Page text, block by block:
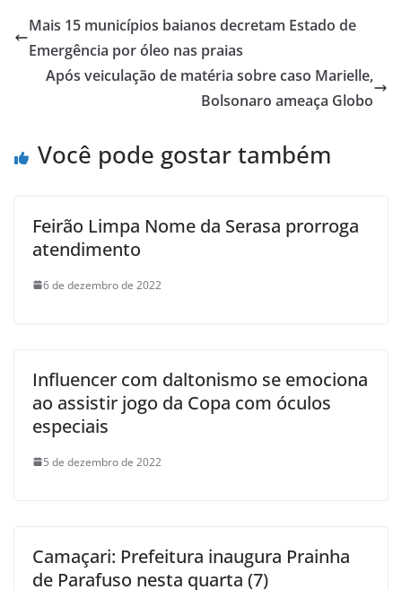
s
A
p
e
b
o
l e
Mais 15 municípios baianos decretam Estado de
Emergência por óleo nas praias
Após veiculação de matéria sobre caso Marielle,
Bolsonaro ameaça Globo
Você pode gostar também
Feirão Limpa Nome da Serasa prorroga
atendimento
6 de dezembro de 2022
Influencer com daltonismo se emociona
ao assistir jogo da Copa com óculos
especiais
5 de dezembro de 2022
Camaçari: Prefeitura inaugura Prainha
de Parafuso nesta quarta (7)